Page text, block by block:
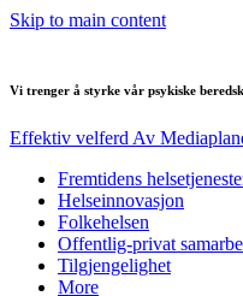
Skip to main content
Vi trenger å styrke vår psykiske
Effektiv velferd Av
Fremtidens
Helseinnovasjon
Folkehelsen
Offentlig-privat
Tilgjengelighet
More